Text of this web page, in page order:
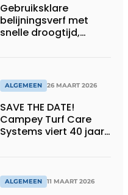
Gebruiksklare
belijningsverf met
snelle droogtijd,
ALGEMEEN 26 MAART 2026
SAVE THE DATE!
Campey Turf Care
Systems viert 40 jaar
ALGEMEEN 11 MAART 2026